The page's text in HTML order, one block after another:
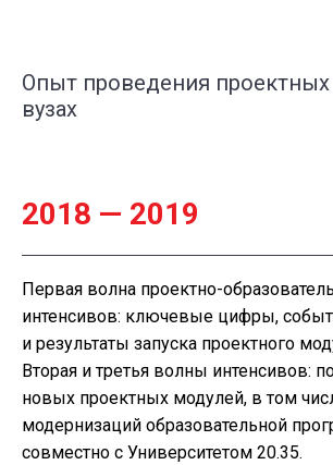
Опыт проведения
вузах
2018 — 2019
Первая волна проектно-
интенсивов: ключевые цифры,
и результаты запуска проектного
Вторая и третья волны интенсивов:
но вых проектных модулей, в том
модернизаций образовательной
совместно с Университетом 20.35.